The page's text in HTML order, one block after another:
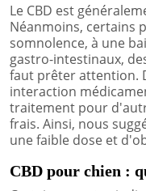
Le CBD est
Néanmoins, certains
somnolence, à une
gastro-intestinaux,
faut prêter attention.
interaction
traitement pour
frais. Ainsi, nous
une faible dose et
CBD pour chien :